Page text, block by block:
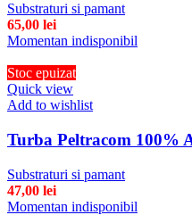
Substraturi si pamant
65,00 lei
Momentan indisponibil
Stoc epuizat
Quick view
Add to wishlist
Turba Peltracom 100%
Substraturi si pamant
47,00 lei
Momentan indisponibil